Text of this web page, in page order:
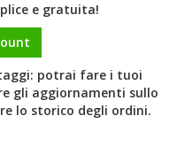
e gratuita!
potrai fare i tuoi
gli aggiornamenti sullo
lo storico degli ordini.